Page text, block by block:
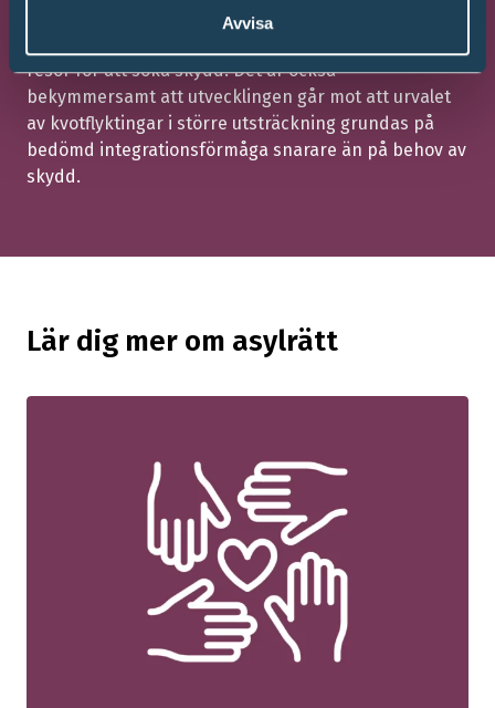
Avvisa
personer, inkluderandes de som tillhör särskilt
resor för att söka skydd. Det är också
bekymmersamt att utvecklingen går mot att urvalet
av kvotflyktingar i större utsträckning grundas på
bedömd integrationsförmåga snarare än på behov av
skydd.
Lär dig mer om asylrätt